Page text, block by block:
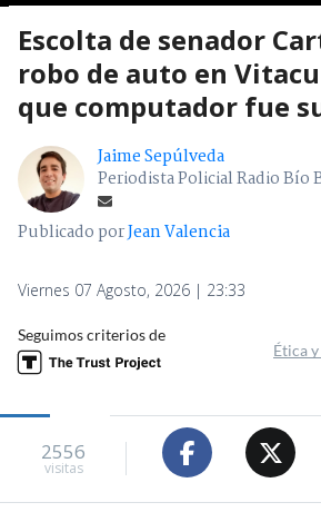
Escolta de senador
robo de auto en
que computador fue
Jaime Sepúlveda
Periodista Policial Radio Bío
Publicado porJean Valencia
Viernes 07 Agosto, 2026 | 23:33
Seguimos criterios de
Ética
2556
visitas